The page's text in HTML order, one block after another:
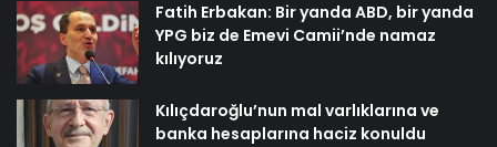
Fatih Erbakan: Bir yanda ABD, bir yanda
YPG biz de Emevi Camii’nde namaz
kılıyoruz
Kılıçdaroğlu’nun mal varlıklarına ve
banka hesaplarına haciz konuldu